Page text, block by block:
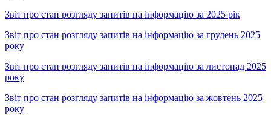
Звіт про стан розгляду запитів на інформацію за 2025 рік
Звіт про стан розгляду запитів на інформацію за грудень 2025
року
Звіт про стан розгляду запитів на інформацію за листопад 2025
року
Звіт про стан розгляду запитів на інформацію за жовтень 2025
року